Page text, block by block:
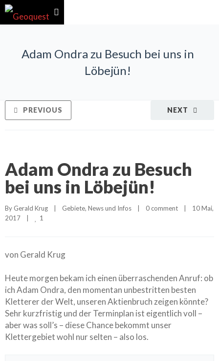
Adam Ondra zu Besuch bei uns in
Löbejün!
NEXT
PREVIOUS
Adam Ondra zu Besuch
bei uns in Löbejün!
By Gerald Krug Gebiete, News und Infos 0 comment
10 Mai,
2017
1
von Gerald Krug
Heute morgen bekam ich einen überraschenden Anruf: ob
ich Adam Ondra, den momentan unbestritten besten
Kletterer der Welt, unseren Aktienbruch zeigen könnte?
Sehr kurzfristig und der Terminplan ist eigentlich voll –
aber was soll’s – diese Chance bekommt unser
Klettergebiet wohl nur selten – also los.